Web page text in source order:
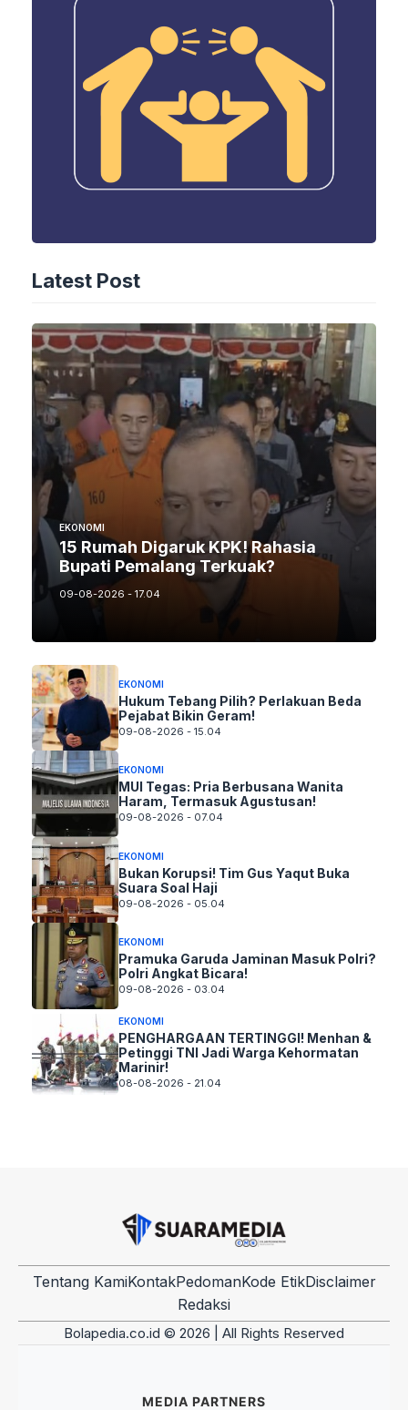
Latest Post
EKONOMI
15 Rumah Digaruk KPK! Rahasia
Bupati Pemalang Terkuak?
09-08-2026 - 17.04
EKONOMI
Hukum Tebang Pilih? Perlakuan Beda
Pejabat Bikin Geram!
09-08-2026 - 15.04
EKONOMI
MUI Tegas: Pria Berbusana Wanita
Haram, Termasuk Agustusan!
09-08-2026 - 07.04
EKONOMI
Bukan Korupsi! Tim Gus Yaqut Buka
Suara Soal Haji
09-08-2026 - 05.04
EKONOMI
Pramuka Garuda Jaminan Masuk Polri?
Polri Angkat Bicara!
09-08-2026 - 03.04
EKONOMI
PENGHARGAAN TERTINGGI! Menhan &
Petinggi TNI Jadi Warga Kehormatan
Marinir!
08-08-2026 - 21.04
Tentang KamiKontakPedomanKode EtikDisclaimer
Redaksi
Bolapedia.co.id © 2026 | All Rights Reserved
MEDIA PARTNERS